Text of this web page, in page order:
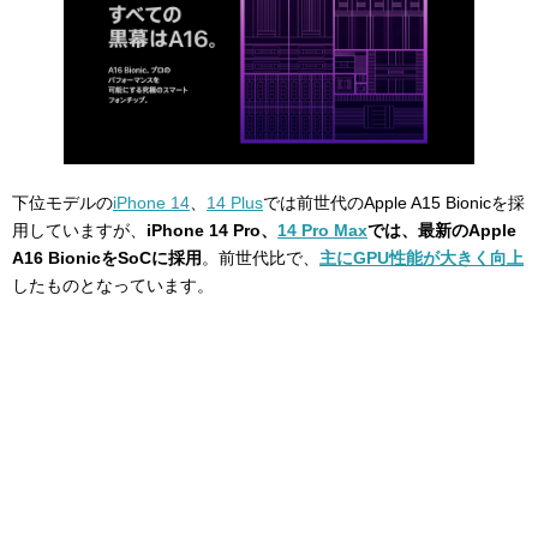
下位モデルのiPhone 14 14 Plusでは前世代のApple A15 Bionicを採
用していますが、 iPhone 14 Pro、 14 Pro Maxでは、最新のApple
A16 BionicをSoCに採用。前世代比で、 主にGPU性能が大きく向上
したものとなっています。